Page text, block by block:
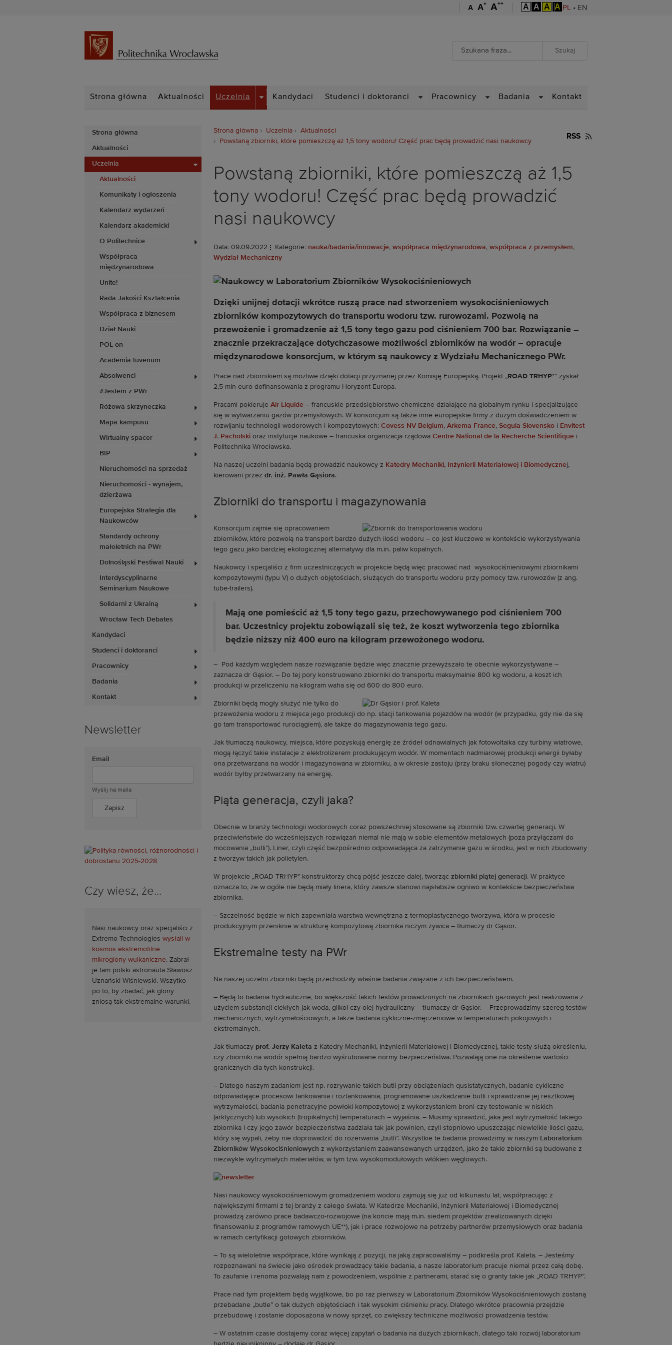
A A+ A++ A A A A PL • EN
Wyszukiwarka
Strona główna Aktualności Uczelnia
DROPDOWN
Kandydaci Studenci i doktoranci Pracownicy Badania Kontakt
Strona główna
Aktualności
Uczelnia
Aktualności
Komunikaty i ogłoszenia
Kalendarz wydarzeń
Kalendarz akademicki
O Politechnice
Współpraca
międzynarodowa
Unite!
Rada Jakości Kształcenia
Współpraca z biznesem
Dział Nauki
POL-on
Academia Iuvenum
Absolwenci
#Jestem z PWr
Różowa skrzyneczka
Mapa kampusu
Wirtualny spacer
BIP
Nieruchomości na sprzedaż
Nieruchomości - wynajem,
dzierżawa
Europejska Strategia dla
Naukowców
Standardy ochrony
małoletnich na PWr
Dolnośląski Festiwal Nauki
Interdyscyplinarne
Seminarium Naukowe
Solidarni z Ukrainą
Wrocław Tech Debates
Kandydaci
Studenci i doktoranci
Pracownicy
Badania
Kontakt
Newsletter
Email
Wyślij na maila
Czy wiesz, że...
Nasi naukowcy oraz specjaliści z
Extremo Technologies wysłali w
kosmos ekstremofilne
mikroglony wulkaniczne. Zabrał
je tam polski astronauta Sławosz
Uznański-Wiśniewski. Wszytko
po to, by zbadać, jak glony
zniosą tak ekstremalne warunki.
Strona główna Uczelnia
Aktualności
Powstaną zbiorniki, które pomieszczą aż 1,5 tony wodoru! Część prac będą prowadzić nasi naukowcy
RSS
Powstaną zbiorniki, które pomieszczą aż 1,5
tony wodoru! Część prac będą prowadzić
nasi naukowcy
Data: 09.09.2022 Kategorie: nauka/badania/innowacje, współpraca międzynarodowa, współpraca z przemysłem,
Wydział Mechaniczny
Dzięki unijnej dotacji wkrótce ruszą prace nad stworzeniem wysokociśnieniowych
zbiorników kompozytowych do transportu wodoru tzw. rurowozami. Pozwolą na
przewożenie i gromadzenie aż 1,5 tony tego gazu pod ciśnieniem 700 bar. Rozwiązanie –
znacznie przekraczające dotychczasowe możliwości zbiorników na wodór – opracuje
międzynarodowe konsorcjum, w którym są naukowcy z Wydziału Mechanicznego PWr.
Prace nad zbiornikiem są możliwe dzięki dotacji przyznanej przez Komisję Europejską. Projekt „ROAD TRHYP*” zyskał
2,5 mln euro dofinansowania z programu Horyzont Europa.
Pracami pokieruje Air Liquide– francuskie przedsiębiorstwo chemiczne działające na globalnym rynku i specjalizujące
się w wytwarzaniu gazów przemysłowych. W konsorcjum są także inne europejskie firmy z dużym doświadczeniem w
rozwijaniu technologii wodorowych i kompozytowych: Covess NV Belgium, Arkema France, Segula Slovenskoi Envitest
J. Pacholskioraz instytucje naukowe – francuska organizacja rządowa Centre National de la Recherche Scientifiquei
Politechnika Wrocławska.
Na naszej uczelni badania będą prowadzić naukowcy z Katedry Mechaniki, Inżynierii Materiałowej i Biomedycznej,
kierowani przez dr. inż. Pawła Gąsiora.
Zbiorniki do transportu i magazynowania
Konsorcjum zajmie się opracowaniem
zbiorników, które pozwolą na transport bardzo dużych ilości wodoru – co jest kluczowe w kontekście wykorzystywania
tego gazu jako bardziej ekologicznej alternatywy dla m.in. paliw kopalnych.
Naukowcy i specjaliści z firm uczestniczących w projekcie będą więc pracować nad wysokociśnieniowymi zbiornikami
kompozytowymi (typu V) o dużych objętościach, służących do transportu wodoru przy pomocy tzw. rurowozów (z ang.
tube-trailers).
Mają one pomieścić aż 1,5 tony tego gazu, przechowywanego pod ciśnieniem 700
bar. Uczestnicy projektu zobowiązali się też, że koszt wytworzenia tego zbiornika
będzie niższy niż 400 euro na kilogram przewożonego wodoru.
– Pod każdym względem nasze rozwiązanie będzie więc znacznie przewyższało te obecnie wykorzystywane –
zaznacza dr Gąsior. – Do tej pory konstruowano zbiorniki do transportu maksymalnie 800 kg wodoru, a koszt ich
produkcji w przeliczeniu na kilogram waha się od 600 do 800 euro.
Zbiorniki będą mogły służyć nie tylko do
przewożenia wodoru z miejsca jego produkcji do np. stacji tankowania pojazdów na wodór (w przypadku, gdy nie da się
go tam transportować rurociągiem), ale także do magazynowania tego gazu.
Jak tłumaczą naukowcy, miejsca, które pozyskują energię ze źródeł odnawialnych jak fotowoltaika czy turbiny wiatrowe,
mogą łączyć takie instalacje z elektrolizerem produkującym wodór. W momentach nadmiarowej produkcji energii byłaby
ona przetwarzana na wodór i magazynowana w zbiorniku, a w okresie zastoju (przy braku słonecznej pogody czy wiatru)
wodór byłby przetwarzany na energię.
Piąta generacja, czyli jaka?
Obecnie w branży technologii wodorowych coraz powszechniej stosowane są zbiorniki tzw. czwartej generacji. W
przeciwieństwie do wcześniejszych rozwiązań niemal nie mają w sobie elementów metalowych (poza przyłączami do
mocowania „butli”). Liner, czyli część bezpośrednio odpowiadająca za zatrzymanie gazu w środku, jest w nich zbudowany
z tworzyw takich jak polietylen.
W projekcie „ROAD TRHYP” konstruktorzy chcą pójść jeszcze dalej, tworząc zbiorniki piątej generacji. W praktyce
oznacza to, że w ogóle nie będą miały linera, który zawsze stanowi najsłabsze ogniwo w kontekście bezpieczeństwa
zbiornika.
– Szczelność będzie w nich zapewniała warstwa wewnętrzna z termoplastycznego tworzywa, która w procesie
produkcyjnym przeniknie w strukturę kompozytową zbiornika niczym żywica – tłumaczy dr Gąsior.
Ekstremalne testy na PWr
Na naszej uczelni zbiorniki będą przechodziły właśnie badania związane z ich bezpieczeństwem.
– Będą to badania hydrauliczne, bo większość takich testów prowadzonych na zbiornikach gazowych jest realizowana z
użyciem substancji ciekłych jak woda, glikol czy olej hydrauliczny – tłumaczy dr Gąsior. – Przeprowadzimy szereg testów
mechanicznych, wytrzymałościowych, a także badania cykliczne-zmęczeniowe w temperaturach pokojowych i
ekstremalnych.
Jak tłumaczy prof. Jerzy Kaleta z Katedry Mechaniki, Inżynierii Materiałowej i Biomedycznej, takie testy służą określeniu,
czy zbiorniki na wodór spełnią bardzo wyśrubowane normy bezpieczeństwa. Pozwalają one na określenie wartości
granicznych dla tych konstrukcji.
– Dlatego naszym zadaniem jest np. rozrywanie takich butli przy obciążeniach qusistatycznych, badanie cykliczne
odpowiadające procesowi tankowania i roztankowania, programowane uszkadzanie butli i sprawdzanie jej resztkowej
wytrzymałości, badania penetracyjne powłoki kompozytowej z wykorzystaniem broni czy testowanie w niskich
(arktycznych) lub wysokich (tropikalnych) temperaturach – wyjaśnia. – Musimy sprawdzić, jaka jest wytrzymałość takiego
zbiornika i czy jego zawór bezpieczeństwa zadziała tak jak powinien, czyli stopniowo upuszczając niewielkie ilości gazu,
który się wypali, żeby nie doprowadzić do rozerwania „butli”. Wszystkie te badania prowadzimy w naszym Laboratorium
Zbiorników Wysokociśnieniowych z wykorzystaniem zaawansowanych urządzeń, jako że takie zbiorniki są budowane z
niezwykle wytrzymałych materiałów, w tym tzw. wysokomodułowych włókien węglowych.
Nasi naukowcy wysokociśnieniowym gromadzeniem wodoru zajmują się już od kilkunastu lat, współpracując z
największymi firmami z tej branży z całego świata. W Katedrze Mechaniki, Inżynierii Materiałowej i Biomedycznej
prowadzą zarówno prace badawczo-rozwojowe (na koncie mają m.in. siedem projektów zrealizowanych dzięki
finansowaniu z programów ramowych UE**), jak i prace rozwojowe na potrzeby partnerów przemysłowych oraz badania
w ramach certyfikacji gotowych zbiorników.
– To są wieloletnie współprace, które wynikają z pozycji, na jaką zapracowaliśmy – podkreśla prof. Kaleta. – Jesteśmy
rozpoznawani na świecie jako ośrodek prowadzący takie badania, a nasze laboratorium pracuje niemal przez całą dobę.
To zaufanie i renoma pozwalają nam z powodzeniem, wspólnie z partnerami, starać się o granty takie jak „ROAD TRHYP”.
Prace nad tym projektem będą wyjątkowe, bo po raz pierwszy w Laboratorium Zbiorników Wysokociśnieniowych zostaną
przebadane „butle” o tak dużych objętościach i tak wysokim ciśnieniu pracy. Dlatego wkrótce pracownia przejdzie
przebudowę i zostanie doposażona w nowy sprzęt, co zwiększy techniczne możliwości prowadzenia testów.
– W ostatnim czasie dostajemy coraz więcej zapytań o badania na dużych zbiornikach, dlatego taki rozwój laboratorium